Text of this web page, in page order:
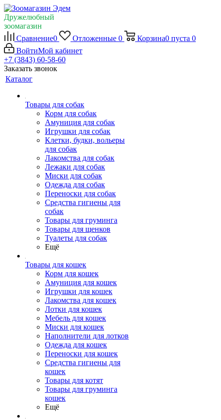
Дружелюбный
зоомагазин
Сравнение0 Отложенные 0 Корзина0 пуста 0
ВойтиМой кабинет
+7 (3843) 60-58-60
Заказать звонок
Каталог
Товары для собак
Корм для собак
Амуниция для собак
Игрушки для собак
Клетки, будки, вольеры
для собак
Лакомства для собак
Лежаки для собак
Миски для собак
Одежда для собак
Переноски для собак
Средства гигиены для
собак
Товары для груминга
Товары для щенков
Туалеты для собак
Ещё
Товары для кошек
Корм для кошек
Амуниция для кошек
Игрушки для кошек
Лакомства для кошек
Лотки для кошек
Мебель для кошек
Миски для кошек
Наполнители для лотков
Одежда для кошек
Переноски для кошек
Средства гигиены для
кошек
Товары для котят
Товары для груминга
кошек
Ещё